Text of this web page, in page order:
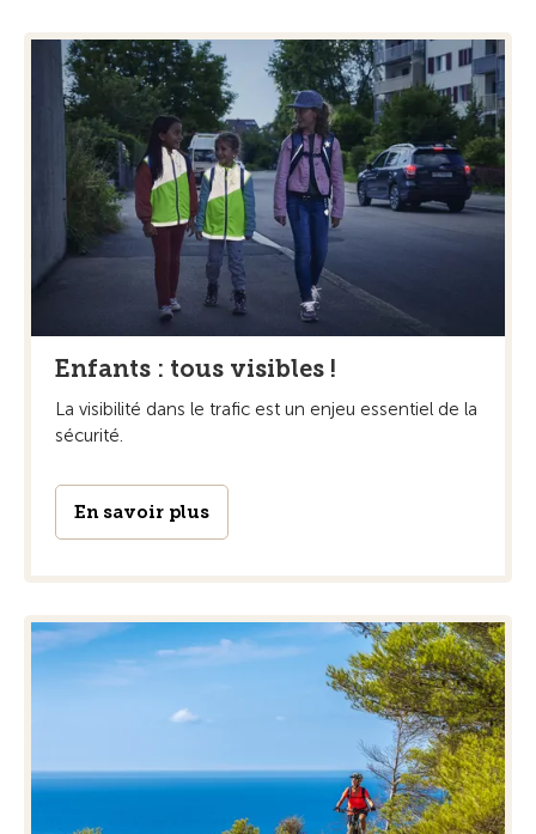
Enfants : tous visibles !
La visibilité dans le trafic est un enjeu essentiel de la
sécurité.
En savoir plus